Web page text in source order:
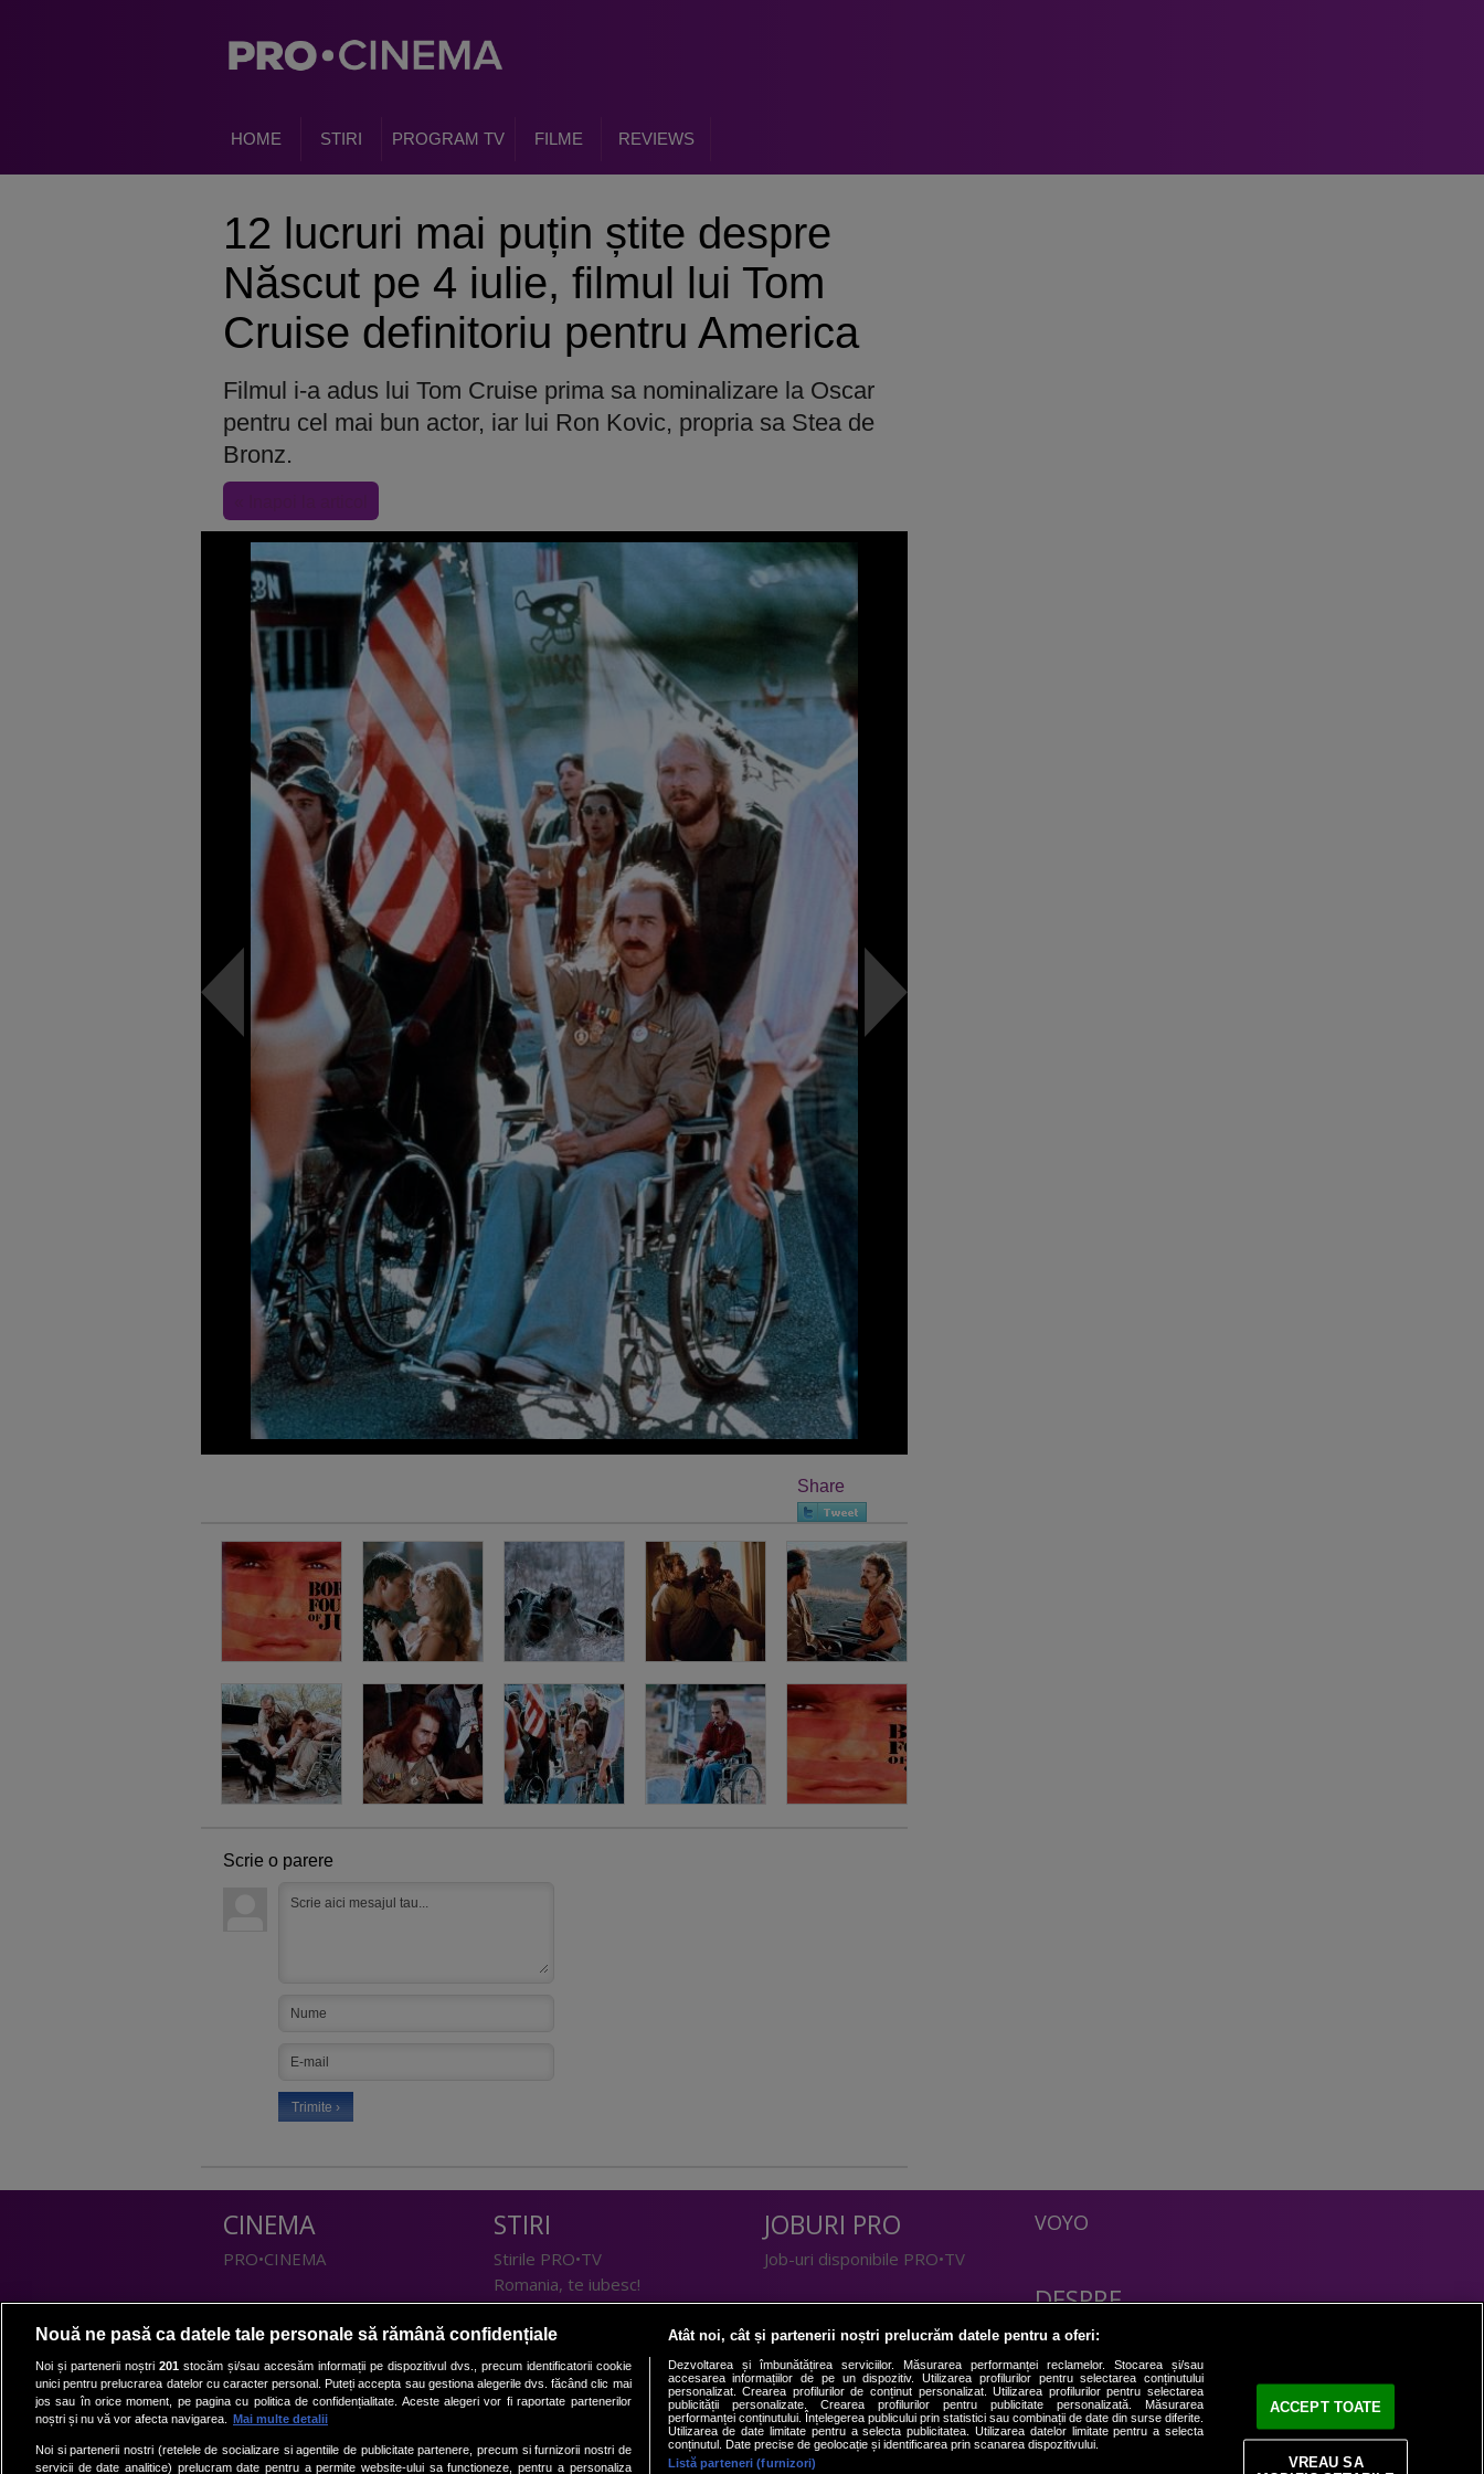
HOME STIRI PROGRAM TV FILME REVIEWS
12 lucruri mai puțin știte despre
Născut pe 4 iulie, filmul lui Tom
Cruise definitoriu pentru America
Filmul i-a adus lui Tom Cruise prima sa nominalizare la Oscar
pentru cel mai bun actor, iar lui Ron Kovic, propria sa Stea de
Bronz.
Share
Scrie o parere
CINEMA
PRO•CINEMA
DIVERTISMENT
PRO•TV
Romanii au talent
Vocea Romaniei
Las Fierbinti
La Maruta
STIRI
Stirile PRO•TV
Romania, te iubesc!
TEHNOLOGIE
I Like IT
SPORT
JOBURI PRO
Job-uri disponibile PRO•TV
LIFESTYLE
Doctor de Bine
Acasă
Acasă Gold
Perfecte
DeBarbati
VOYO
DESPRE
Politica Confidentialitate
Contact
Nouă ne pasă ca datele tale personale să rămână confidențiale
Noi și partenerii noștri 201stocăm și/sau accesăm informații pe dispozitivul dvs., precum identificatorii cookie
unici pentru prelucrarea datelor cu caracter personal. Puteți accepta sau gestiona alegerile dvs. făcând clic mai
jos sau în orice moment, pe pagina cu politica de confidențialitate. Aceste alegeri vor fi raportate partenerilor
noștri și nu vă vor afecta navigarea.
Mai multe detalii
Noi si partenerii nostri (retelele de socializare si agentiile de publicitate partenere, precum si furnizorii nostri de
servicii de date analitice) prelucram date pentru a permite website-ului sa functioneze, pentru a personaliza
Atât noi, cât și partenerii noștri prelucrăm datele pentru a oferi:
Dezvoltarea și îmbunătățirea serviciilor. Măsurarea performanței reclamelor. Stocarea și/sau
accesarea informațiilor de pe un dispozitiv. Utilizarea profilurilor pentru selectarea conținutului
personalizat. Crearea profilurilor de conținut personalizat. Utilizarea profilurilor pentru selectarea
publicității personalizate. Crearea profilurilor pentru publicitate personalizată. Măsurarea
performanței conținutului. Înțelegerea publicului prin statistici sau combinații de date din surse diferite.
Utilizarea de date limitate pentru a selecta publicitatea. Utilizarea datelor limitate pentru a selecta
conținutul. Date precise de geolocație și identificarea prin scanarea dispozitivului.
Listă parteneri (furnizori)
ACCEPT TOATE
VREAU SA